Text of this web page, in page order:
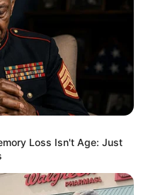
secret to feeling
Loss Isn't Age: Just